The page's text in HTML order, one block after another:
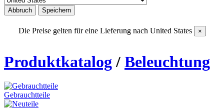
Abbruch Speichern
Die Preise gelten für eine Lieferung nach United States ×
Produktkatalog / Beleuchtung
Gebrauchtteile